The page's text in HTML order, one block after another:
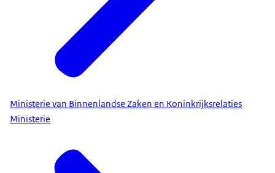
Ministerie van Binnenlandse Zaken en Koninkrijksrelaties
Ministerie